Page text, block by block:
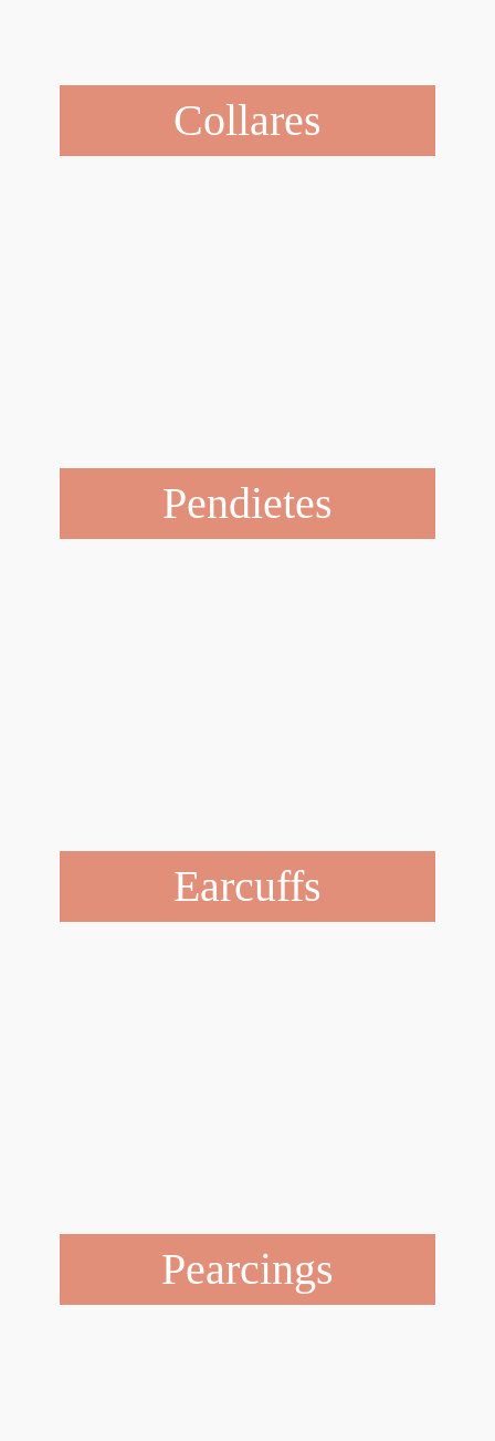
Collares
Pendietes
Earcuffs
Pearcings